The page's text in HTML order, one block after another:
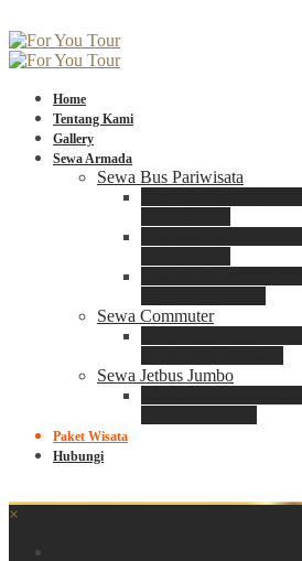
Home
Tentang Kami
Gallery
Sewa Armada
Sewa Bus Pariwisata
Sewa Commuter
Sewa Jetbus Jumbo
Paket Wisata
Hubungi
×